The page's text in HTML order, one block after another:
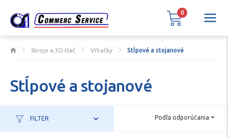
Stroje a 3D tlač Vŕtačky Stĺpové a stojanové
Stĺpové a stojanové
FILTER Podľa odporúčania
0